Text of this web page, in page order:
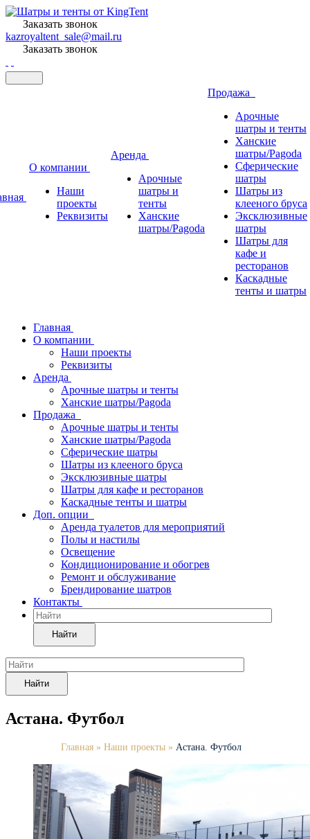
Заказать звонок
kazroyaltent_sale@mail.ru
Заказать звонок
О компании
Наши
проекты
Реквизиты
Аренда
Арочные
шатры и
тенты
Ханские
шатры/Pagoda
Продажа
Арочные
шатры и тенты
Ханские
шатры/Pagoda
Сферические
шатры
Шатры из
клееного бруса
Эксклюзивные
шатры
Шатры для
кафе и
ресторанов
Каскадные
тенты и шатры
Главная
О компании
Наши проекты
Реквизиты
Аренда
Арочные шатры и тенты
Ханские шатры/Pagoda
Продажа
Арочные шатры и тенты
Ханские шатры/Pagoda
Сферические шатры
Шатры из клееного бруса
Эксклюзивные шатры
Шатры для кафе и ресторанов
Каскадные тенты и шатры
Доп. опции
Аренда туалетов для мероприятий
Полы и настилы
Освещение
Кондиционирование и обогрев
Ремонт и обслуживание
Брендирование шатров
Контакты
Найти
Найти
Астана. Футбол
Главная » Наши проекты » Астана. Футбол